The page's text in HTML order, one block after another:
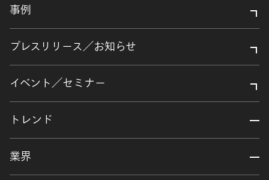
事例
プレスリリース／お知らせ
イベント／セミナー
トレンド
業界